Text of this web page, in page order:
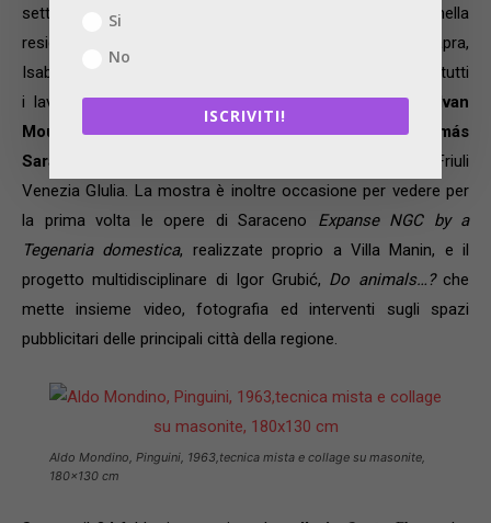
sette anni di attività da parte degli artisti ospitati nella
residenza friulana. La mostra, curata da Daniele Capra,
Isabella e Tiziana Pers, raccoglie infatti per la prima volta tutti
i lavori svolti daRegina José Galindo,Igor Grubić
Ivan
Moudov,Adrian Paci,Diego Perronee
Tomás
Saraceno
durante il periodo trascorso nel territorio del Friuli
Venezia GIulia. La mostra è inoltre occasione per vedere per
la prima volta le opere di Saraceno Expanse NGC by a
Tegenaria domestica, realizzate proprio a Villa Manin, e il
progetto multidisciplinare di Igor Grubić, Do animals…?che
mette insieme video, fotografia ed interventi sugli spazi
pubblicitari delle principali città della regione.
Aldo Mondino, Pinguini, 1963,tecnica mista e collage su masonite,
180×130 cm
Si
No
ISCRIVITI!